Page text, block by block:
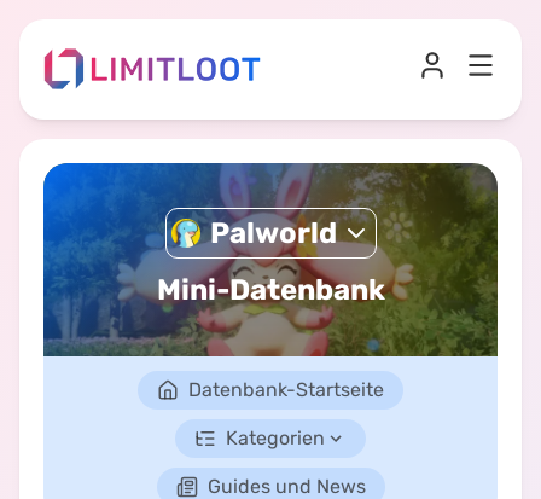
Palworld
Mini-Datenbank
Datenbank-Startseite
Kategorien
Guides und News